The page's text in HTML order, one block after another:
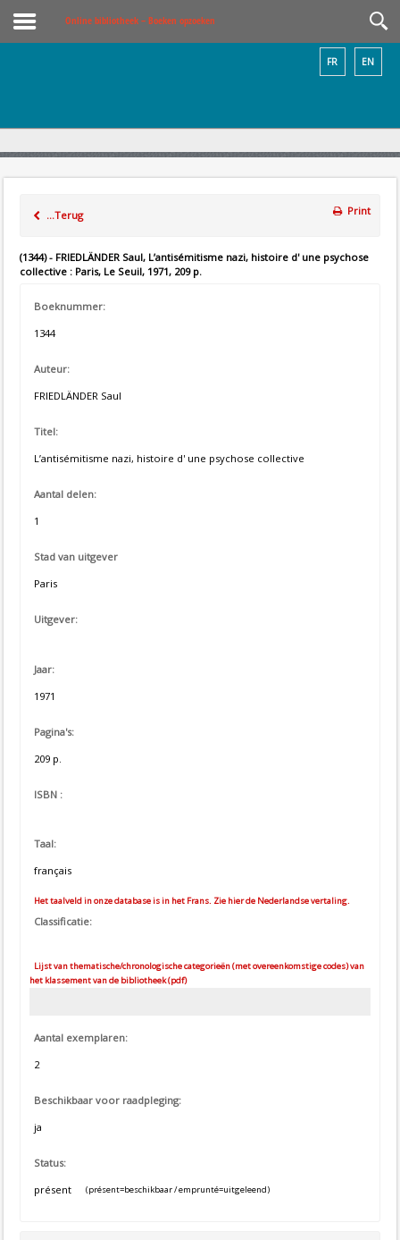
Online bibliotheek – Boeken opzoeken
EN
FR
...Terug Print
(1344) - FRIEDLÄNDER Saul, L’antisémitisme nazi, histoire d' une psychose
collective : Paris, Le Seuil, 1971, 209 p.
Boeknummer:
1344
Auteur:
FRIEDLÄNDER Saul
Titel:
L’antisémitisme nazi, histoire d' une psychose collective
Aantal delen:
1
Stad van uitgever
Paris
Uitgever:
Jaar:
1971
Pagina's:
209 p.
ISBN :
Taal:
français
Het taalveld in onze database is in het Frans. Zie hier de Nederlandse vertaling.
Classificatie:
Lijst van thematische/chronologische categorieën (met overeenkomstige codes) van
het klassement van de bibliotheek (pdf)
Aantal exemplaren:
2
Beschikbaar voor raadpleging:
ja
Status:
présent
(présent=beschikbaar / emprunté=uitgeleend)